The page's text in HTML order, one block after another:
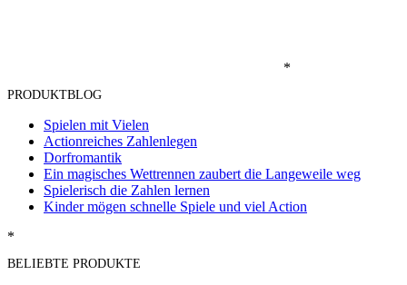
*
PRODUKTBLOG
Spielen mit Vielen
Actionreiches Zahlenlegen
Dorfromantik
Ein magisches Wettrennen zaubert die Langeweile weg
Spielerisch die Zahlen lernen
Kinder mögen schnelle Spiele und viel Action
*
BELIEBTE PRODUKTE